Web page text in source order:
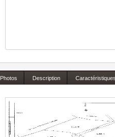
Photos Description